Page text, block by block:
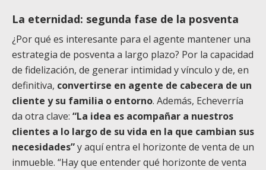
La eternidad: segunda fase de la posventa
¿Por qué es interesante para el agente mantener una
estrategia de posventa a largo plazo? Por la capacidad
de fidelización, de generar intimidad y vínculo y de, en
definitiva, convertirse en agente de cabecera de un
cliente y su familia o entorno. Además, Echeverría
da otra clave: “La idea es acompañar a nuestros
clientes a lo largo de su vida en la que cambian sus
necesidades”y aquí entra el horizonte de venta de un
inmueble. “Hay que entender qué horizonte de venta